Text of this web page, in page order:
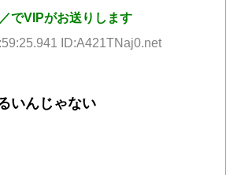
でVIPがお送りします
ID:A421TNaj0.net
いんじゃない